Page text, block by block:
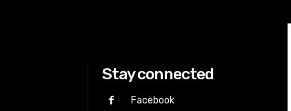
Stay connected
Facebook